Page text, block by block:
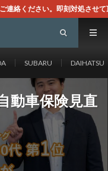
させて頂きます。なお、同
SUBARU DAIHATSU
動車保険見直